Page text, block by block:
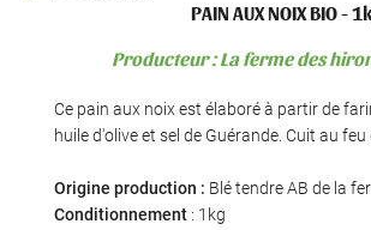
Il n'y a aucun
l'adresse email indiqué ci-dessus. Vous pouvez vous
utilisant
le formulaire de désinscription
INSCRIPTION
PAIN AUX NOIX BIO -
Producteur : La ferme des
Ce pain aux noix est élaboré à partir de
huile d'olive et sel de Guérande. Cuit au feu
Origine production : Blé tendre AB de la
Conditionnement : 1kg